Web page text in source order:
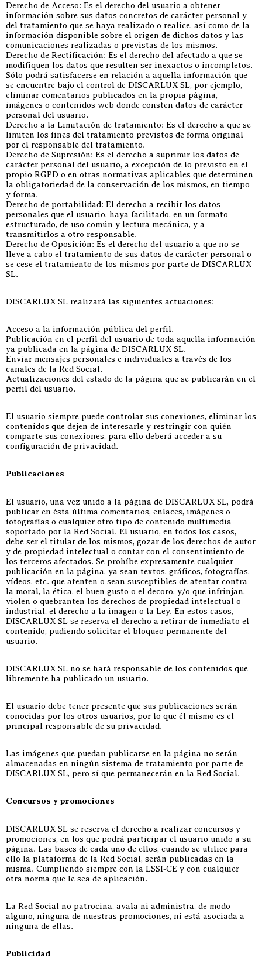
Derecho de Acceso: Es el derecho del usuario a obtener
información sobre sus datos concretos de carácter personal y
del tratamiento que se haya realizado o realice, así como de la
información disponible sobre el origen de dichos datos y las
comunicaciones realizadas o previstas de los mismos.
Derecho de Rectificación: Es el derecho del afectado a que se
modifiquen los datos que resulten ser inexactos o incompletos.
Sólo podrá satisfacerse en relación a aquella información que
se encuentre bajo el control de DISCARLUX SL, por ejemplo,
eliminar comentarios publicados en la propia página,
imágenes o contenidos web donde consten datos de carácter
personal del usuario.
Derecho a la Limitación de tratamiento: Es el derecho a que se
limiten los fines del tratamiento previstos de forma original
por el responsable del tratamiento.
Derecho de Supresión: Es el derecho a suprimir los datos de
carácter personal del usuario, a excepción de lo previsto en el
propio RGPD o en otras normativas aplicables que determinen
la obligatoriedad de la conservación de los mismos, en tiempo
y forma.
Derecho de portabilidad: El derecho a recibir los datos
personales que el usuario, haya facilitado, en un formato
estructurado, de uso común y lectura mecánica, y a
transmitirlos a otro responsable.
Derecho de Oposición: Es el derecho del usuario a que no se
lleve a cabo el tratamiento de sus datos de carácter personal o
se cese el tratamiento de los mismos por parte de DISCARLUX
SL.
DISCARLUX SL realizará las siguientes actuaciones:
Acceso a la información pública del perfil.
Publicación en el perfil del usuario de toda aquella información
ya publicada en la página de DISCARLUX SL.
Enviar mensajes personales e individuales a través de los
canales de la Red Social.
Actualizaciones del estado de la página que se publicarán en el
perfil del usuario.
El usuario siempre puede controlar sus conexiones, eliminar los
contenidos que dejen de interesarle y restringir con quién
comparte sus conexiones, para ello deberá acceder a su
configuración de privacidad.
Publicaciones
El usuario, una vez unido a la página de DISCARLUX SL, podrá
publicar en ésta última comentarios, enlaces, imágenes o
fotografías o cualquier otro tipo de contenido multimedia
soportado por la Red Social. El usuario, en todos los casos,
debe ser el titular de los mismos, gozar de los derechos de autor
y de propiedad intelectual o contar con el consentimiento de
los terceros afectados. Se prohíbe expresamente cualquier
publicación en la página, ya sean textos, gráficos, fotografías,
vídeos, etc. que atenten o sean susceptibles de atentar contra
la moral, la ética, el buen gusto o el decoro, y/o que infrinjan,
violen o quebranten los derechos de propiedad intelectual o
industrial, el derecho a la imagen o la Ley. En estos casos,
DISCARLUX SL se reserva el derecho a retirar de inmediato el
contenido, pudiendo solicitar el bloqueo permanente del
usuario.
DISCARLUX SL no se hará responsable de los contenidos que
libremente ha publicado un usuario.
El usuario debe tener presente que sus publicaciones serán
conocidas por los otros usuarios, por lo que él mismo es el
principal responsable de su privacidad.
Las imágenes que puedan publicarse en la página no serán
almacenadas en ningún sistema de tratamiento por parte de
DISCARLUX SL, pero sí que permanecerán en la Red Social.
Concursos y promociones
DISCARLUX SL se reserva el derecho a realizar concursos y
promociones, en los que podrá participar el usuario unido a su
página. Las bases de cada uno de ellos, cuando se utilice para
ello la plataforma de la Red Social, serán publicadas en la
misma. Cumpliendo siempre con la LSSI-CE y con cualquier
otra norma que le sea de aplicación.
La Red Social no patrocina, avala ni administra, de modo
alguno, ninguna de nuestras promociones, ni está asociada a
ninguna de ellas.
Publicidad